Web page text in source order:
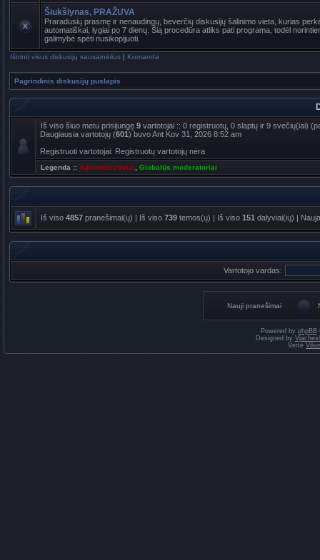
Šiukšlynas, PRAŽUVA
Praradusių prasmę ir nenaudingų, beverčių diskusijų šalinimo vieta, kurias
automatiškai, lygiai po 7 dienų. Šią procedūra atliks pati programa, todėl
galimybė spėti nusikopijuoti.
Ištrinti visus diskusijų sausainėlius | Komanda
Pagrindinis diskusijų puslapis
Iš viso šiuo metu prisijungę 9 vartotojai :: 0 registruotų, 0 slaptų ir 9 svečių(iai)
Daugiausia vartotojų (601) buvo Ant Kov 31, 2026 8:52 am
Registruoti vartotojai: Registruotų vartotojų nėra
Legenda :: Administratoriai Globalūs moderatoriai
Iš viso 4857 pranešimai(ų) | Iš viso 739 temos(ų) | Iš viso 151 dalyviai(ių) |
Vartotojo vardas:
Nauji pranešimai
Powered by phpBB
Designed by
Vertė